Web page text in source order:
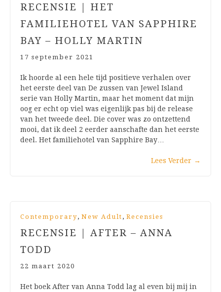
RECENSIE | HET
FAMILIEHOTEL VAN SAPPHIRE
BAY – HOLLY MARTIN
17 september 2021
Ik hoorde al een hele tijd positieve verhalen over
het eerste deel van De zussen van Jewel Island
serie van Holly Martin, maar het moment dat mijn
oog er echt op viel was eigenlijk pas bij de release
van het tweede deel. Die cover was zo ontzettend
mooi, dat ik deel 2 eerder aanschafte dan het eerste
deel. Het familiehotel van Sapphire Bay…
Lees Verder →
Contemporary, New Adult , Recensies
RECENSIE | AFTER – ANNA
TODD
22 maart 2020
Het boek After van Anna Todd lag al even bij mij in